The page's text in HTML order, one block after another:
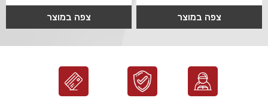
צפה במוצר צפה במוצר